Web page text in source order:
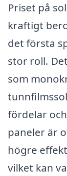
Priset på
kraftigt
det första
stor roll.
som
fördelar
paneler är
högre
vilket kan